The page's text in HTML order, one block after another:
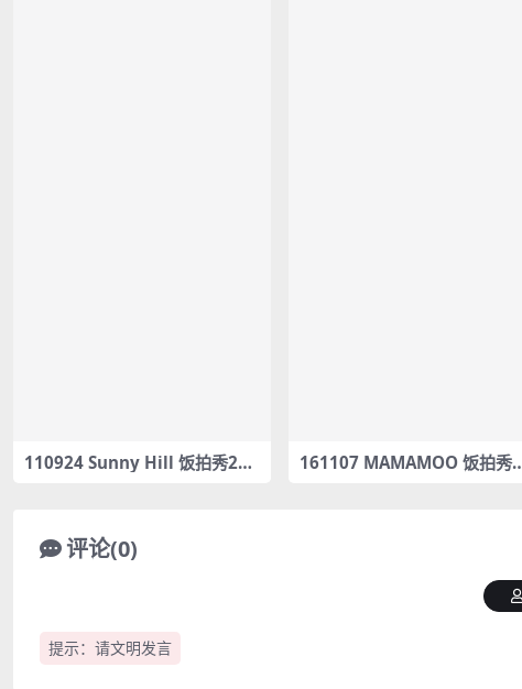
110924 Sunny Hill 饭拍秀2部
161107 MAMAMOO 饭拍秀4
评论(0)
提示：请文明发言